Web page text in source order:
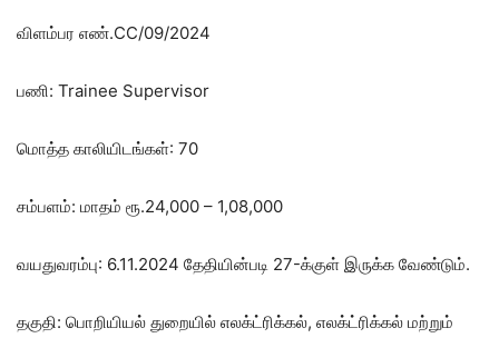
விளம்பர எண்.CC/09/2024
பணி: Trainee Supervisor
மொத்த காலியிடங்கள்: 70
சம்பளம்: மாதம் ரூ.24,000 – 1,08,000
வயதுவரம்பு: 6.11.2024 தேதியின்படி 27-க்குள் இருக்க வேண்டும்.
தகுதி: பொறியியல் துறையில் எலக்ட்ரிக்கல், எலக்ட்ரிக்கல் மற்றும்